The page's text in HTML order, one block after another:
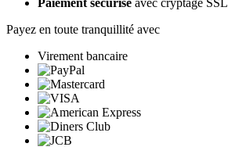
Payez en toute tranquillité avec
Virement bancaire